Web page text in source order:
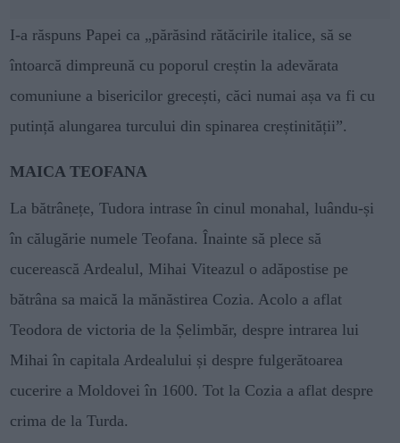
I-a răspuns Papei ca „părăsind rătăcirile italice, să se
întoarcă dimpreună cu poporul creștin la adevărata
comuniune a bisericilor grecești, căci numai așa va fi cu
putință alungarea turcului din spinarea creștinității”.
MAICA TEOFANA
La bătrânețe, Tudora intrase în cinul monahal, luându-și
în călugărie numele Teofana. Înainte să plece să
cucerească Ardealul, Mihai Viteazul o adăpostise pe
bătrâna sa maică la mănăstirea Cozia. Acolo a aflat
Teodora de victoria de la Șelimbăr, despre intrarea lui
Mihai în capitala Ardealului și despre fulgerătoarea
cucerire a Moldovei în 1600. Tot la Cozia a aflat despre
crima de la Turda.